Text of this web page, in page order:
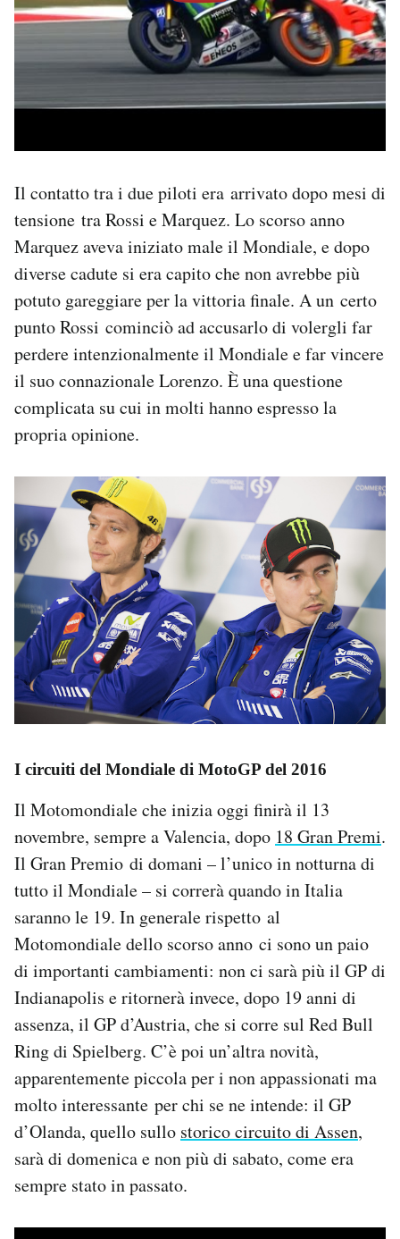
Il contatto tra i due piloti era arrivato dopo mesi di
tensione tra Rossi e Marquez. Lo scorso anno
Marquez aveva iniziato male il Mondiale, e dopo
diverse cadute si era capito che non avrebbe più
potuto gareggiare per la vittoria finale. A un certo
punto Rossi cominciò ad accusarlo di volergli far
perdere intenzionalmente il Mondiale e far vincere
il suo connazionale Lorenzo. È una questione
complicata su cui in molti hanno espresso la
propria opinione.
I circuiti del Mondiale di MotoGP del 2016
Il Motomondiale che inizia oggi finirà il 13
novembre, sempre a Valencia, dopo 18 Gran Premi.
Il Gran Premio di domani – l’unico in notturna di
tutto il Mondiale – si correrà quando in Italia
saranno le 19. In generale rispetto al
Motomondiale dello scorso anno ci sono un paio
di importanti cambiamenti: non ci sarà più il GP di
Indianapolis e ritornerà invece, dopo 19 anni di
assenza, il GP d’Austria, che si corre sul Red Bull
Ring di Spielberg. C’è poi un’altra novità,
apparentemente piccola per i non appassionati ma
molto interessante per chi se ne intende: il GP
d’Olanda, quello sullo storico circuito di Assen,
sarà di domenica e non più di sabato, come era
sempre stato in passato.